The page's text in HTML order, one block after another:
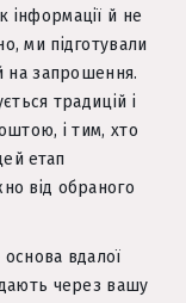
й не
ми підготували
на запрошення.
традицій і
і тим, хто
етап
від обраного
вдалої
через вашу